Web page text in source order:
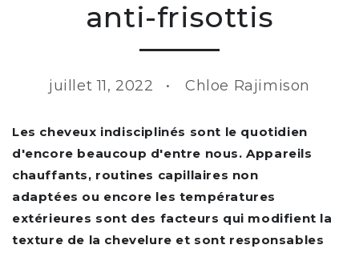
anti-frisottis
juillet 11, 2022 Chloe Rajimison
Les cheveux indisciplinés sont le quotidien
d'encore beaucoup d'entre nous. Appareils
chauffants, routines capillaires non
adaptées ou encore les températures
extérieures sont des facteurs qui modifient la
texture de la chevelure et sont responsables